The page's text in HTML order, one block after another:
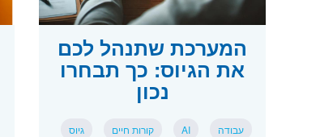
המערכת שתנהל לכם
את הגיוס: כך תבחרו
נכון
עבודה AI קורות חיים גיוס